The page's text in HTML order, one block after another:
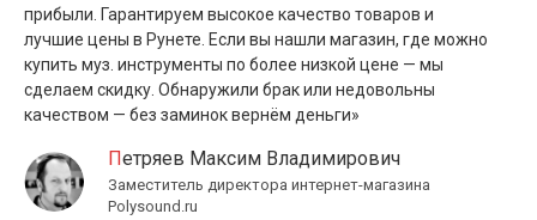
прибыли. Гарантируем высокое качество товаров и
лучшие цены в Рунете. Если вы нашли магазин, где можно
купить муз. инструменты по более низкой цене — мы
сделаем скидку. Обнаружили брак или недовольны
качеством — без заминок вернём деньги»
Петряев Максим Владимирович
Заместитель директора интернет-магазина
Polysound.ru